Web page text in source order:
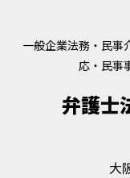
一般企業法務・民事
応・民事
弁護士
大